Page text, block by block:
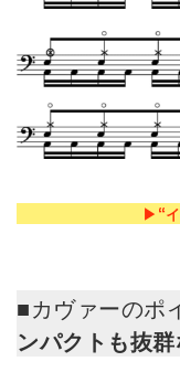
▶︎“
■カヴァーの
ンパクトも抜